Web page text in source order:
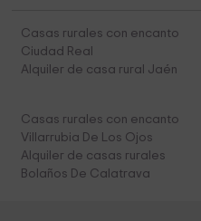
Casas rurales con encanto
Ciudad Real
Alquiler de casa rural Jaén
Casas rurales con encanto
Villarrubia De Los Ojos
Alquiler de casas rurales
Bolaños De Calatrava